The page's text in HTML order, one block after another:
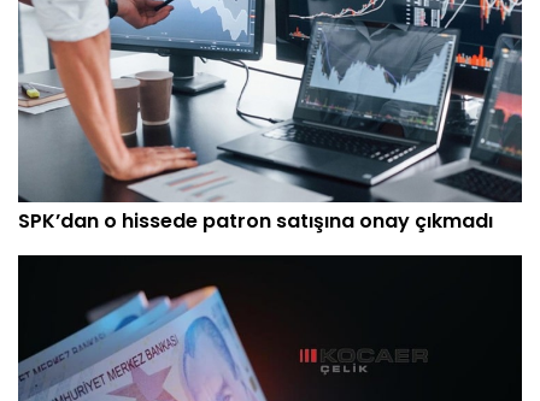
SPK’dan o hissede patron satışına onay çıkmadı